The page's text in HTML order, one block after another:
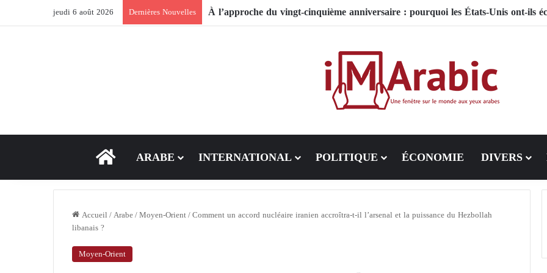
jeudi 6 août 2026 Dernières Nouvelles
ACCEUIL
ARABE INTERNATIONAL POLITIQUE ÉCONOMIE DIVERS
Accueil/Arabe/Moyen-Orient/Comment un accord nucléaire iranien accroîtra-t-il l’arsenal et la puissance du Hezbollah
libanais ?
Moyen-Orient